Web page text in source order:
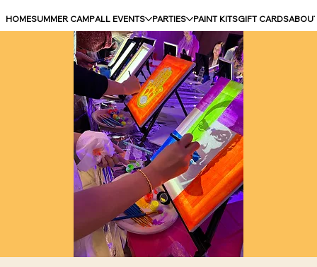
HOMESUMMER CAMPALL EVENTS PARTIES PAINT KITSGIFT CARDS